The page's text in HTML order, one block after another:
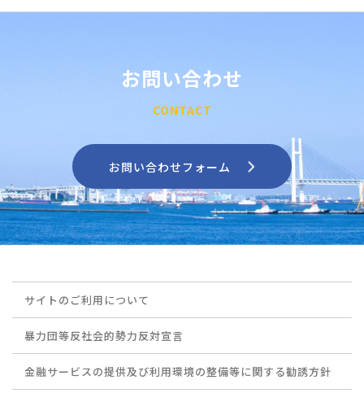
お問い合わせ
CONTACT
お問い合わせフォーム
サイトのご利用について
暴力団等反社会的勢力反対宣言
金融サービスの提供及び利用環境の整備等に関する勧誘方針